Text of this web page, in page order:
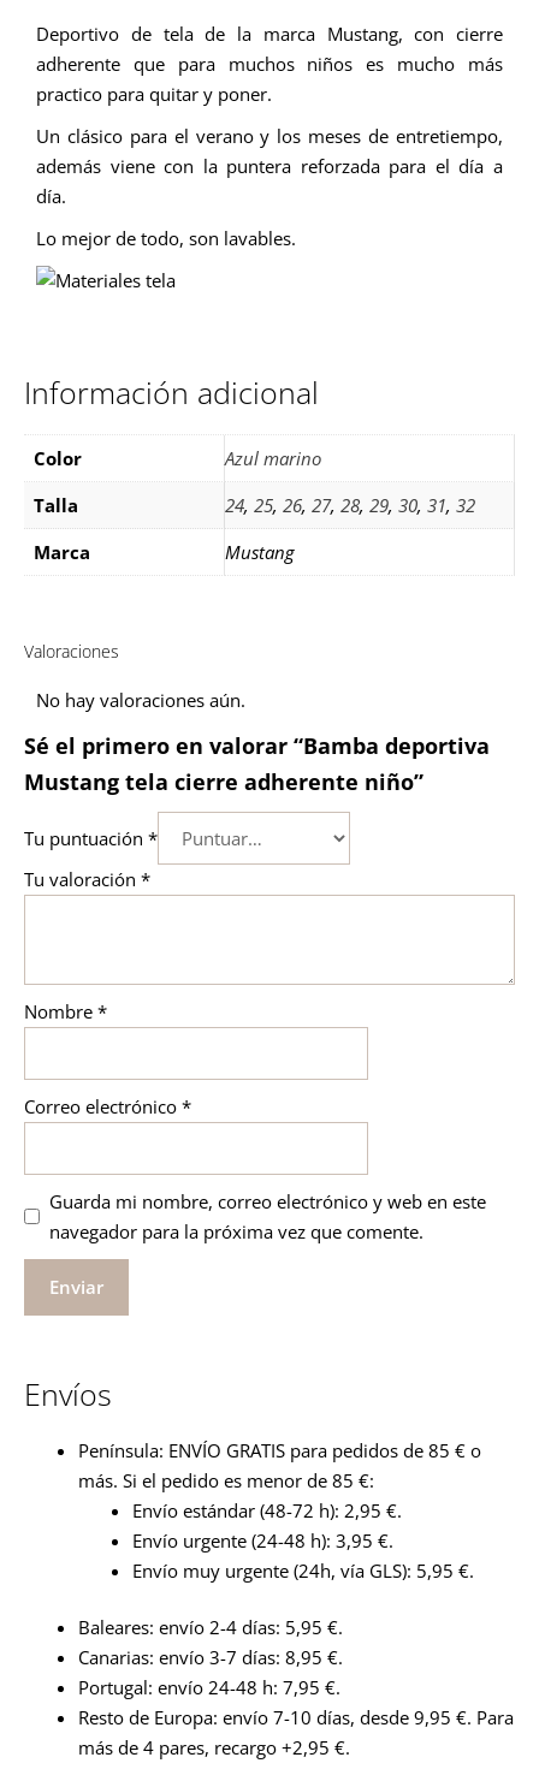
Deportivo de tela de la marca Mustang, con cierre
adherente que para muchos niños es mucho más
practico para quitar y poner.
Un clásico para el verano y los meses de entretiempo,
además viene con la puntera reforzada para el día a
día.
Lo mejor de todo, son lavables.
Información adicional
Color
Azul marino
Talla
24, 25, 26, 27, 28, 29, 30, 31, 32
Marca
Mustang
Valoraciones
No hay valoraciones aún.
Sé el primero en valorar “Bamba deportiva
Mustang tela cierre adherente niño”
Tu puntuación *
Tu valoración *
Nombre *
Correo electrónico *
Guarda mi nombre, correo electrónico y web en este
navegador para la próxima vez que comente.
Envíos
Península: ENVÍO GRATIS para pedidos de 85 € o
más. Si el pedido es menor de 85 €:
Envío estándar (48-72 h): 2,95 €.
Envío urgente (24-48 h): 3,95 €.
Envío muy urgente (24h, vía GLS): 5,95 €.
Baleares: envío 2-4 días: 5,95 €.
Canarias: envío 3-7 días: 8,95 €.
Portugal: envío 24-48 h: 7,95 €.
Resto de Europa: envío 7-10 días, desde 9,95 €. Para
más de 4 pares, recargo +2,95 €.